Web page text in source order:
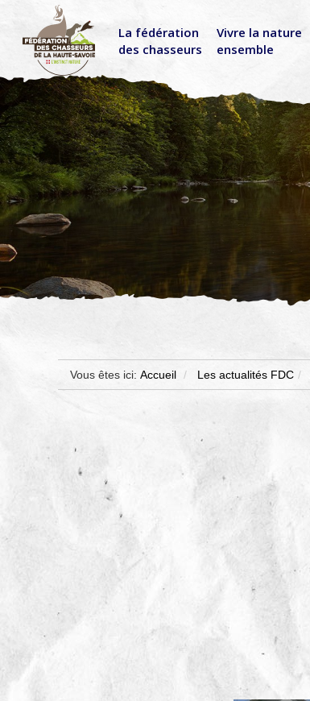
La fédération
des chasseurs
Vivre la nature
ensemble
Vous êtes ici: Accueil Les actualités FDC